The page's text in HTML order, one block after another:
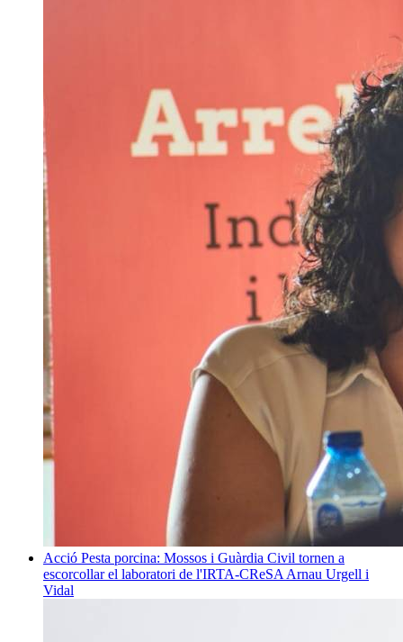
Acció Pesta porcina: Mossos i Guàrdia Civil tornen a
escorcollar el laboratori de l'IRTA-CReSA Arnau Urgell i
Vidal